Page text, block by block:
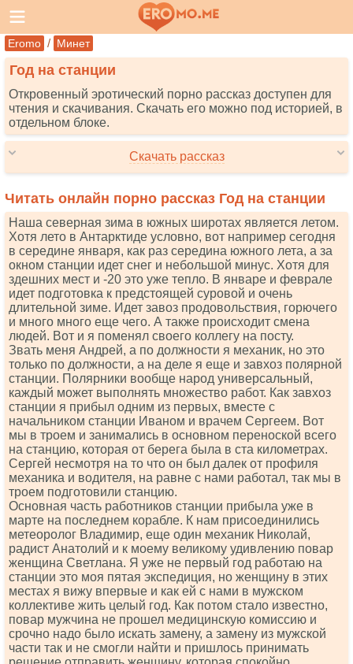
Eromo / Минет
Год на станции
Откровенный эротический порно рассказ доступен для
чтения и скачивания. Скачать его можно под историей, в
отдельном блоке.
Скачать рассказ
Читать онлайн порно рассказ Год на станции
Наша северная зима в южных широтах является летом.
Хотя лето в Антарктиде условно, вот например сегодня
в середине января, как раз середина южного лета, а за
окном станции идет снег и небольшой минус. Хотя для
здешних мест и -20 это уже тепло. В январе и феврале
идет подготовка к предстоящей суровой и очень
длительной зиме. Идет завоз продовольствия, горючего
и много много еще чего. А также происходит смена
людей. Вот и я поменял своего коллегу на посту.
Звать меня Андрей, а по должности я механик, но это
только по должности, а на деле я еще и завхоз полярной
станции. Полярники вообще народ универсальный,
каждый может выполнять множество работ. Как завхоз
станции я прибыл одним из первых, вместе с
начальником станции Иваном и врачем Сергеем. Вот
мы в троем и занимались в основном переноской всего
на станцию, которая от берега была в ста километрах.
Сергей несмотря на то что он был далек от профиля
механика и водителя, на равне с нами работал, так мы в
троем подготовили станцию.
Основная часть работников станции прибыла уже в
марте на последнем корабле. К нам присоединились
метеоролог Владимир, еще один механик Николай,
радист Анатолий и к моему великому удивлению повар
женщина Светлана. Я уже не первый год работаю на
станции это моя пятая экспедиция, но женщину в этих
местах я вижу впервые и как ей с нами в мужском
коллективе жить целый год. Как потом стало известно,
повар мужчина не прошел медицинскую комиссию и
срочно надо было искать замену, а замену из мужской
части так и не смогли найти и пришлось принимать